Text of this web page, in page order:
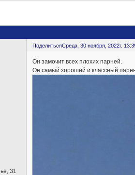
ПоделитьсяСреда, 30 ноября, 2022г.
31
Он замочит всех плохих парней.
Он самый хороший и классный